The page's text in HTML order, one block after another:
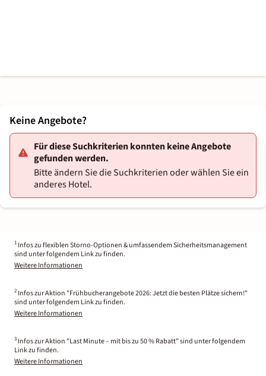
Keine Angebote?
Für diese Suchkriterien konnten keine Angebote
gefunden werden.
Bitte ändern Sie die Suchkriterien oder wählen Sie ein
anderes Hotel.
1 Infos zu flexiblen Storno-Optionen & umfassendem Sicherheitsmanagement
sind unter folgendem Link zu finden.
Weitere Informationen
2 Infos zur Aktion "Frühbucherangebote 2026: Jetzt die besten Plätze sichern!"
sind unter folgendem Link zu finden.
Weitere Informationen
3 Infos zur Aktion "Last Minute – mit bis zu 50 % Rabatt" sind unter folgendem
Link zu finden.
Weitere Informationen